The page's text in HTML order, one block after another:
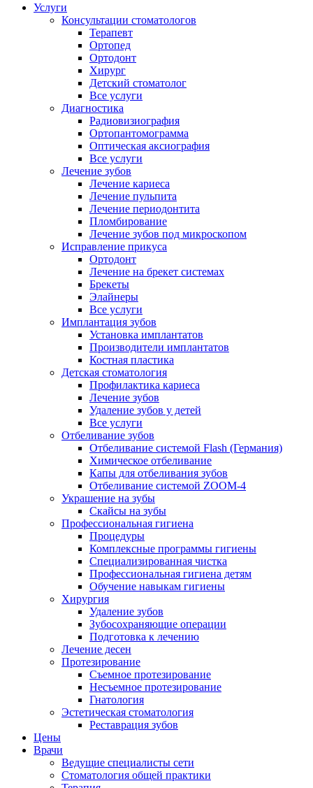
Услуги
Консультации стоматологов
Терапевт
Ортопед
Ортодонт
Хирург
Детский стоматолог
Все услуги
Диагностика
Радиовизиография
Ортопантомограмма
Оптическая аксиография
Все услуги
Лечение зубов
Лечение кариеса
Лечение пульпита
Лечение периодонтита
Пломбирование
Лечение зубов под микроскопом
Исправление прикуса
Ортодонт
Лечение на брекет системах
Брекеты
Элайнеры
Все услуги
Имплантация зубов
Установка имплантатов
Производители имплантатов
Костная пластика
Детская стоматология
Профилактика кариеса
Лечение зубов
Удаление зубов у детей
Все услуги
Отбеливание зубов
Отбеливание системой Flash (Германия)
Химическое отбеливание
Капы для отбеливания зубов
Отбеливание системой ZOOM-4
Украшение на зубы
Скайсы на зубы
Профессиональная гигиена
Процедуры
Комплексные программы гигиены
Специализированная чистка
Профессиональная гигиена детям
Обучение навыкам гигиены
Хирургия
Удаление зубов
Зубосохраняющие операции
Подготовка к лечению
Лечение десен
Протезирование
Съемное протезирование
Несъемное протезирование
Гнатология
Эстетическая стоматология
Реставрация зубов
Цены
Врачи
Ведущие специалисты сети
Стоматология общей практики